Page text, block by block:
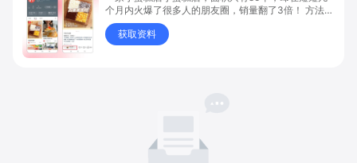
个月内火爆了很多人的朋友圈，销量翻了3倍！ 方法则
是——巧妙借助小红书的种草平台和闭环引流，实现从
“种草”到“成交”的完美闭环！ 👇
获取资料